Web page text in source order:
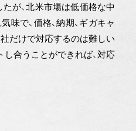
が、北米市場は低価格な中
味で、価格、納期、ギガキャ
だけで対応するのは難しい
し合うことができれば、対応